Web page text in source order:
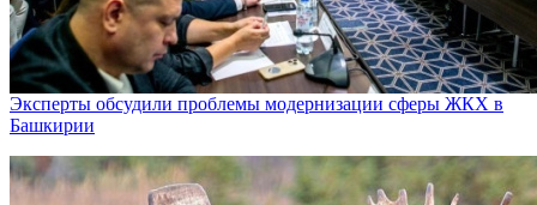
Эксперты обсудили проблемы модернизации сферы ЖКХ в
Башкирии